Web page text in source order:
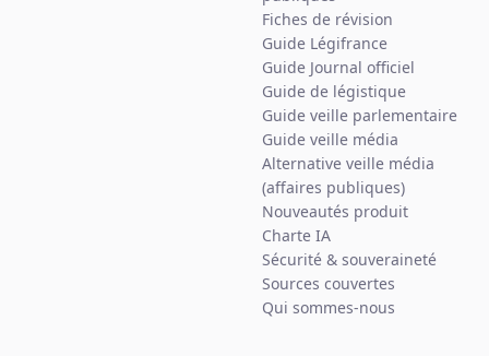
Fiches de révision
Guide Légifrance
Guide Journal officiel
Guide de légistique
Guide veille parlementaire
Guide veille média
Alternative veille média
(affaires publiques)
Nouveautés produit
Charte IA
Sécurité & souveraineté
Sources couvertes
Qui sommes-nous